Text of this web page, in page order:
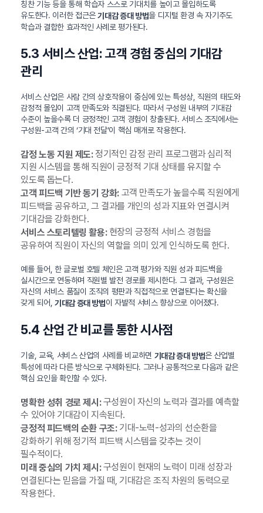
칭찬 기능 등을 통해 학습자 스스로 기대치를 높이고 몰입하도록
유도한다. 이러한 접근은기대감 증대 방법을 디지털 환경 속 자기주도
학습과 결합한 효과적인 사례로 평가된다.
5.3 서비스 산업: 고객 경험 중심의 기대감
관리
서비스 산업은 사람 간의 상호작용이 중심에 있는 특성상, 직원의 태도와
감정적 몰입이 고객 만족도와 직결된다. 따라서 구성원 내부의 기대감
수준이 높을수록 더 긍정적인 고객 경험이 창출된다. 서비스 조직에서는
구성원-고객 간의 ‘기대 전달’이 핵심 매개로 작용한다.
감정 노동 지원 제도:정기적인 감정 관리 프로그램과 심리적
지원 시스템을 통해 직원이 긍정적 기대 상태를 유지할 수
있도록 돕는다.
고객 피드백 기반 동기 강화:고객 만족도가 높을수록 직원에게
피드백을 공유하고, 그 결과를 개인의 성과 지표와 연결시켜
기대감을 강화한다.
서비스 스토리텔링 활용:현장의 긍정적 서비스 경험을
공유하여 직원이 자신의 역할을 의미 있게 인식하도록 한다.
예를 들어, 한 글로벌 호텔 체인은 고객 평가와 직원 성과 피드백을
실시간으로 연동하며 직원별 발전 경로를 제시한다. 그 결과, 구성원은
자신의 서비스 품질이 조직의 평판과 직접적으로 연결된다는 확신을
갖게 되어, 기대감 증대 방법이 자발적 서비스 향상으로 이어졌다.
5.4 산업 간 비교를 통한 시사점
기술, 교육, 서비스 산업의 사례를 비교하면 기대감 증대 방법은 산업별
특성에 따라 다른 방식으로 구체화된다. 그러나 공통적으로 다음과 같은
핵심 요인을 확인할 수 있다.
명확한 성취 경로 제시:구성원이 자신의 노력과 결과를 예측할
수 있어야 기대감이 지속된다.
긍정적 피드백의 순환 구조:기대-노력-성과의 선순환을
강화하기 위해 정기적 피드백 시스템을 갖추는 것이
필수적이다.
미래 중심의 가치 제시:구성원이 현재의 노력이 미래 성장과
연결된다는 믿음을 가질 때, 기대감은 조직 차원의 동력으로
작용한다.